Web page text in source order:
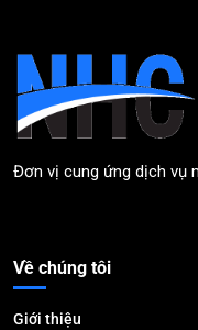
Đơn vị cung ứng dịch vụ
Về chúng tôi
Giới thiệu